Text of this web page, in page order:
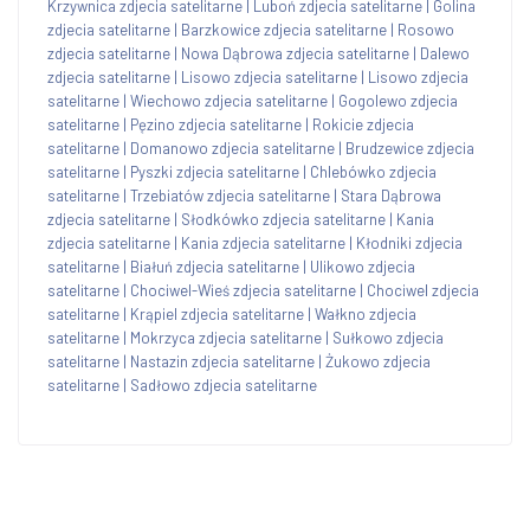
Krzywnica zdjecia satelitarne Luboń zdjecia satelitarne
Golina
zdjecia satelitarne | Barzkowice zdjecia satelitarne | Rosowo
zdjecia satelitarne | Nowa Dąbrowa zdjecia satelitarne | Dalewo
zdjecia satelitarne | Lisowo zdjecia satelitarne | Lisowo zdjecia
satelitarne | Wiechowo zdjecia satelitarne | Gogolewo zdjecia
satelitarne | Pęzino zdjecia satelitarne | Rokicie zdjecia
satelitarne | Domanowo zdjecia satelitarne | Brudzewice zdjecia
satelitarne | Pyszki zdjecia satelitarne | Chlebówko zdjecia
satelitarne | Trzebiatów zdjecia satelitarne | Stara Dąbrowa
zdjecia satelitarne | Słodkówko zdjecia satelitarne | Kania
zdjecia satelitarne | Kania zdjecia satelitarne | Kłodniki zdjecia
satelitarne | Białuń zdjecia satelitarne | Ulikowo zdjecia
satelitarne | Chociwel-Wieś zdjecia satelitarne | Chociwel zdjecia
satelitarne | Krąpiel zdjecia satelitarne | Wałkno zdjecia
satelitarne | Mokrzyca zdjecia satelitarne | Sułkowo zdjecia
satelitarne | Nastazin zdjecia satelitarne | Żukowo zdjecia
satelitarne | Sadłowo zdjecia satelitarne